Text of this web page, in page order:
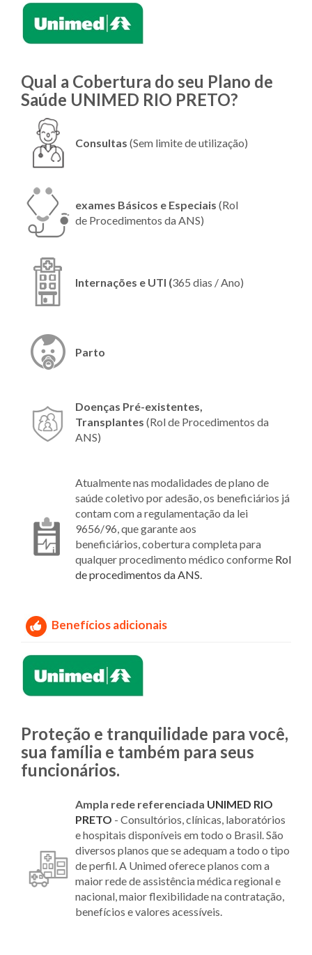
Qual a Cobertura do seu Plano de
Saúde UNIMED RIO PRETO?
Consultas (Sem limite de utilização)
exames Básicos e Especiais (Rol
de Procedimentos da ANS)
Internações e UTI (365 dias / Ano)
Parto
Doenças Pré-existentes,
Transplantes (Rol de Procedimentos da
ANS)
Atualmente nas modalidades de plano de
saúde coletivo por adesão, os beneficiários já
contam com a regulamentação da lei
9656/96, que garante aos
beneficiários, cobertura completa para
qualquer procedimento médico conforme Rol
de procedimentos da ANS.
Benefícios adicionais
Proteção e tranquilidade para você,
sua família e também para seus
funcionários.
Ampla rede referenciada UNIMED RIO
PRETO - Consultórios, clínicas, laboratórios
e hospitais disponíveis em todo o Brasil. São
diversos planos que se adequam a todo o tipo
de perfil. A Unimed oferece planos com a
maior rede de assistência médica regional e
nacional, maior flexibilidade na contratação,
benefícios e valores acessíveis.